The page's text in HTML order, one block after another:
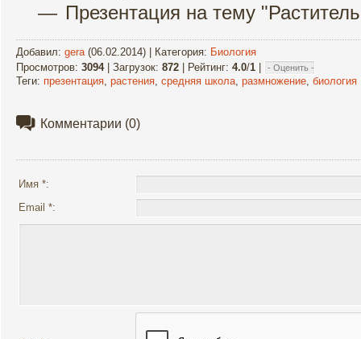
Презентация на тему
Добавил: gera (06.02.2014) | Категория: Биология
Просмотров: 3094| Загрузок: 872 | Рейтинг: 4.0/1 |
Теги: презентация растения средняя школа размножение биология
Комментарии (0)
Имя *:
Email *: